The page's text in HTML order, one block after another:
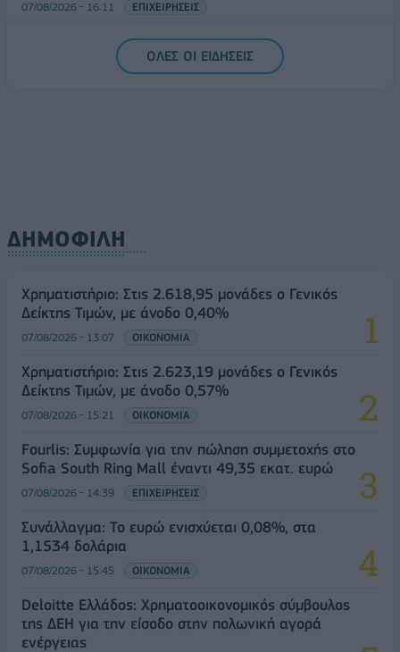
07/08/2026 - 16:11 ΕΠΙΧΕΙΡΗΣΕΙΣ
Συνάλλαγμα: Το ευρώ ενισχύεται 0,08%, στα
1,1534 δολάρια
ΟΛΕΣ ΟΙ ΕΙΔΗΣΕΙΣ
ΔΗΜΟΦΙΛΗ
Χρηματιστήριο: Στις 2.618,95 μονάδες ο Γενικός
Δείκτης Τιμών, με άνοδο 0,40%
07/08/2026 - 13:07 ΟΙΚΟΝΟΜΙΑ
Χρηματιστήριο: Στις 2.623,19 μονάδες ο Γενικός
Δείκτης Τιμών, με άνοδο 0,57%
07/08/2026 - 15:21 ΟΙΚΟΝΟΜΙΑ
Fourlis: Συμφωνία για την πώληση συμμετοχής στο
Sofia South Ring Mall έναντι 49,35 εκατ. ευρώ
07/08/2026 - 14:39 ΕΠΙΧΕΙΡΗΣΕΙΣ
Συνάλλαγμα: Το ευρώ ενισχύεται 0,08%, στα
1,1534 δολάρια
07/08/2026 - 15:45 ΟΙΚΟΝΟΜΙΑ
Deloitte Ελλάδος: Χρηματοοικονομικός σύμβουλος
της ΔΕΗ για την είσοδο στην πολωνική αγορά
ενέργειας